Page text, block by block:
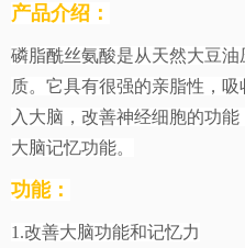
产品介绍：
磷脂酰丝氨酸是从天然大豆
质。它具有很强的亲脂性，
入大脑，改善神经细胞的功
大脑记忆功能。
功能：
1.改善大脑功能和记忆力